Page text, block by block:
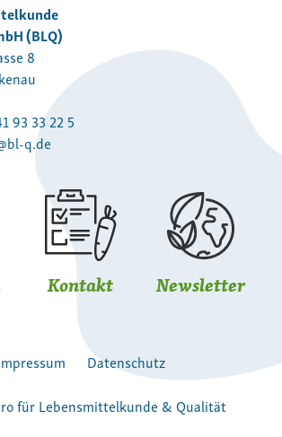
(BLQ)
8
93 33 22 5
q.de
Kontakt Newsletter
Datenschutz
für Lebensmittelkunde & Qualität